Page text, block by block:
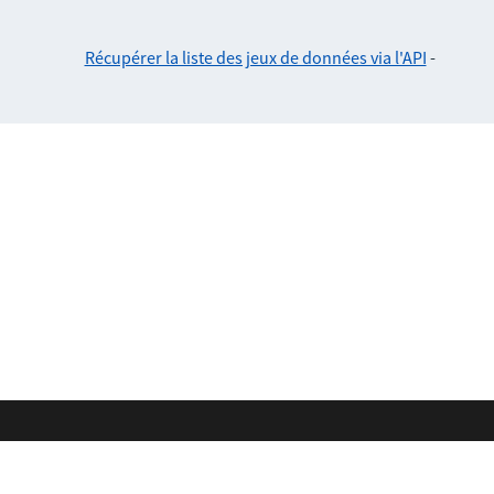
Récupérer la liste des jeux de données via l'API -